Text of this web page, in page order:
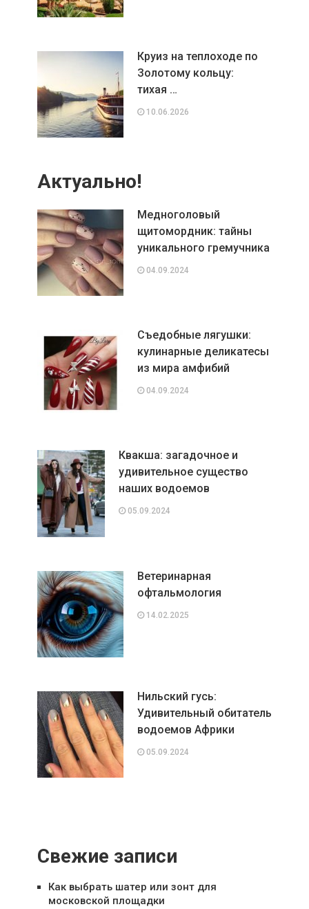
Круиз на теплоходе по
Золотому кольцу:
тихая …
10.06.2026
Актуально!
Медноголовый
щитомордник: тайны
уникального гремучника
04.09.2024
Съедобные лягушки:
кулинарные деликатесы
из мира амфибий
04.09.2024
Квакша: загадочное и
удивительное существо
наших водоемов
05.09.2024
Ветеринарная
офтальмология
14.02.2025
Нильский гусь:
Удивительный обитатель
водоемов Африки
05.09.2024
Свежие записи
Как выбрать шатер или зонт для
московской площадки